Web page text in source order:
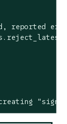
reported